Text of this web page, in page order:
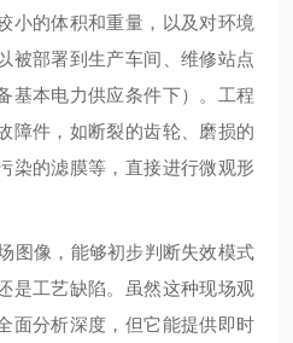
小的体积和重量，以及对环境
被部署到生产车间、维修站点
基本电力供应条件下）。工程
障件，如断裂的齿轮、磨损的
染的滤膜等，直接进行微观形
图像，能够初步判断失效模式
是工艺缺陷。虽然这种现场观
面分析深度，但它能提供即时